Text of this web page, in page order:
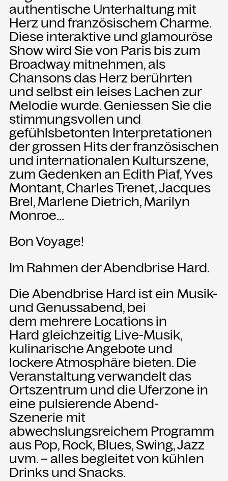
authentische Unterhaltung mit
Herz und französischem Charme.
Diese interaktive und glamouröse
Show wird Sie von Paris bis zum
Broadway mitnehmen, als
Chansons das Herz berührten
und selbst ein leises Lachen zur
Melodie wurde. Geniessen Sie die
stimmungsvollen und
gefühlsbetonten Interpretationen
der grossen Hits der französischen
und internationalen Kulturszene,
zum Gedenken an Edith Piaf, Yves
Montant, Charles Trenet, Jacques
Brel, Marlene Dietrich, Marilyn
Monroe...
Bon Voyage!
Im Rahmen der Abendbrise Hard.
Die Abendbrise Hard ist ein Musik-
und Genussabend, bei
dem mehrere Locations in
Hard gleichzeitig Live-Musik,
kulinarische Angebote und
lockere Atmosphäre bieten. Die
Veranstaltung verwandelt das
Ortszentrum und die Uferzone in
eine pulsierende Abend-
Szenerie mit
abwechslungsreichem Programm
aus Pop, Rock, Blues, Swing, Jazz
uvm. – alles begleitet von kühlen
Drinks und Snacks.